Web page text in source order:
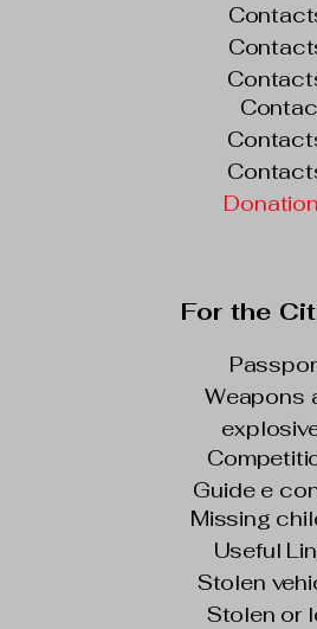
For the
Weapons
Guide e
Missing
Useful
Stolen
Stolen or